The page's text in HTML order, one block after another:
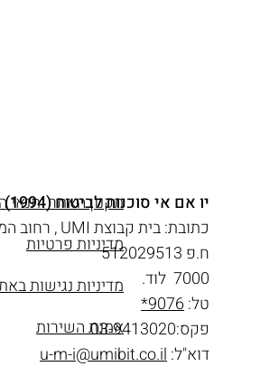
תקנון האתר ותנאי
מדיניות פרטיות
מדיניות נגישות
אמנת השירות
יו אם אי סוכנות לביטוח (1994) בע"מ
כתובת: בית קבוצת UMI , רחוב המסגר 10 , ת.ד.
ח.פ 512029513
7000 לוד.
טל:9076*
פקס:03-9413020
דוא"ל:u-m-i@umibit.co.il